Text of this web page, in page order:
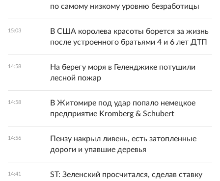
по самому низкому уровню безработицы
15:03
В США королева красоты борется за жизнь
после устроенного братьями 4 и 6 лет ДТП
14:58
На берегу моря в Геленджике потушили
лесной пожар
14:58
В Житомире под удар попало немецкое
предприятие Kromberg & Schubert
14:56
Пензу накрыл ливень, есть затопленные
дороги и упавшие деревья
14:41
ST: Зеленский просчитался, сделав ставку